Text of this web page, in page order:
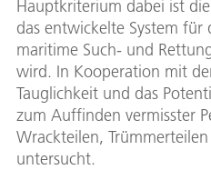
Hauptkriterium dabei ist
das entwickelte System für
maritime Such- und
wird. In Kooperation mit
Tauglichkeit und das
zum Auffinden vermisster
Wrackteilen,
untersucht.